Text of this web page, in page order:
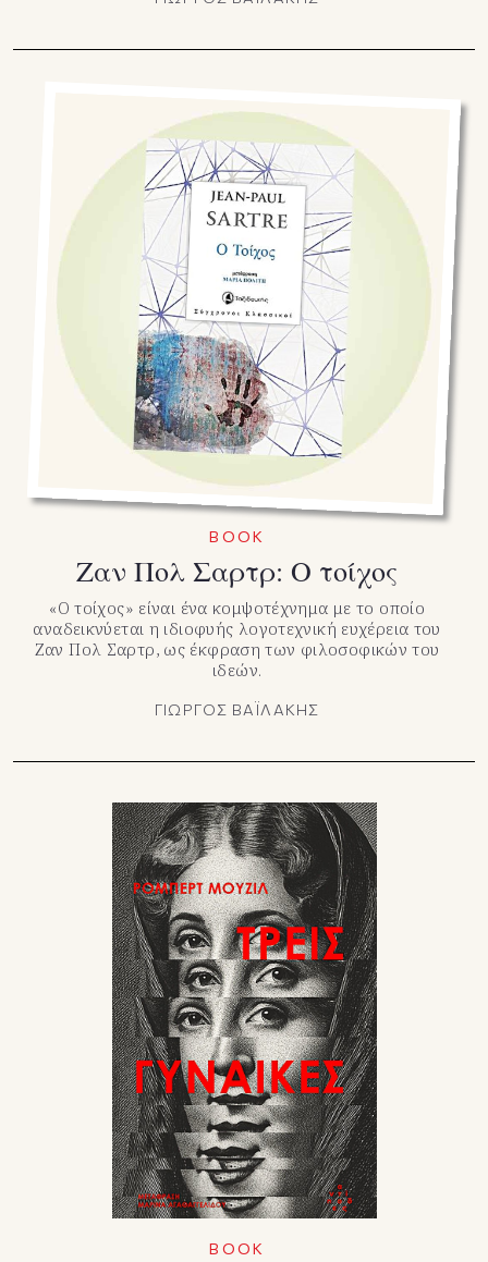
BOOK
Ζαν Πολ Σαρτρ: Ο τοίχος
«Ο τοίχος» είναι ένα κομψοτέχνημα με το οποίο
αναδεικνύεται η ιδιοφυής λογοτεχνική ευχέρεια του
Ζαν Πολ Σαρτρ, ως έκφραση των φιλοσοφικών του
ιδεών.
ΓΙΩΡΓΟΣ ΒΑΪΛΑΚΗΣ
BOOK